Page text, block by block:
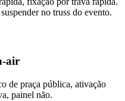
no truss do evento.
air
de praça pública, ativação
painel não.